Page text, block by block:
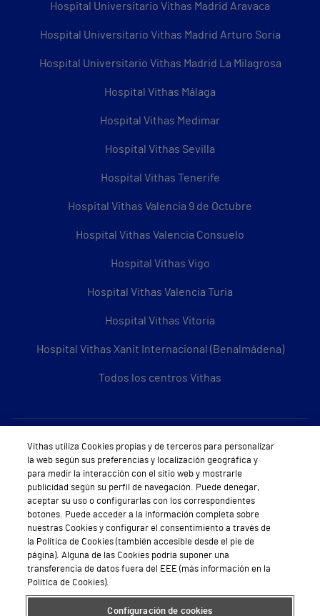
Hospital Universitario Vithas Madrid Aravaca
Hospital Universitario Vithas Madrid Arturo Soria
Hospital Universitario Vithas Madrid La Milagrosa
Hospital Vithas Málaga
Hospital Vithas Medimar
Hospital Vithas Sevilla
Hospital Vithas Tenerife
Hospital Vithas Valencia 9 de Octubre
Hospital Vithas Valencia Consuelo
Hospital Vithas Vigo
Hospital Vithas Valencia Turia
Hospital Vithas Vitoria
Hospital Vithas Xanit Internacional (Benalmádena)
Todos los centros Vithas
Sobre Vithas
Quiénes somos
Trabajar en Vithas
Teléfono Cita Médica
Teléfono Atención al Cliente
Política de seguridad y salud en el trabajo
Conoce a Supervita
Vithas utiliza Cookies propias y de terceros para personalizar
la web según sus preferencias y localización geográfica y
para medir la interacción con el sitio web y mostrarle
publicidad según su perfil de navegación. Puede denegar,
aceptar su uso o configurarlas con los correspondientes
botones. Puede acceder a la información completa sobre
nuestras Cookies y configurar el consentimiento a través de
la Política de Cookies (también accesible desde el pie de
página). Alguna de las Cookies podría suponer una
transferencia de datos fuera del EEE (más información en la
Política de Cookies).
Configuración de cookies